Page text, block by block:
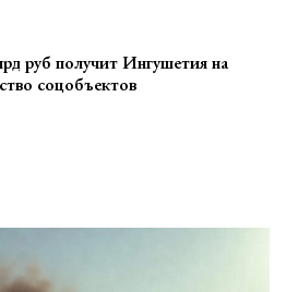
руб получит Ингушетия на
соцобъектов